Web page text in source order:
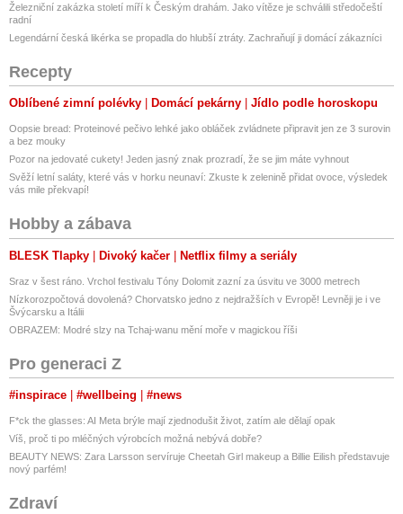
Železniční zakázka století míří k Českým drahám. Jako vítěze je schválili středočeští
radní
Legendární česká likérka se propadla do hlubší ztráty. Zachraňují ji domácí zákazníci
Recepty
Oblíbené zimní polévky Domácí pekárny Jídlo podle horoskopu
Oopsie bread: Proteinové pečivo lehké jako obláček zvládnete připravit jen ze 3 surovin
a bez mouky
Pozor na jedovaté cukety! Jeden jasný znak prozradí, že se jim máte vyhnout
Svěží letní saláty, které vás v horku neunaví: Zkuste k zelenině přidat ovoce, výsledek
vás mile překvapí!
Hobby a zábava
BLESK Tlapky Divoký kačer Netflix filmy a seriály
Sraz v šest ráno. Vrchol festivalu Tóny Dolomit zazní za úsvitu ve 3000 metrech
Nízkorozpočtová dovolená? Chorvatsko jedno z nejdražších v Evropě! Levněji je i ve
Švýcarsku a Itálii
OBRAZEM: Modré slzy na Tchaj-wanu mění moře v magickou říši
Pro generaci Z
#inspirace #wellbeing #news
F*ck the glasses: AI Meta brýle mají zjednodušit život, zatím ale dělají opak
Víš, proč ti po mléčných výrobcích možná nebývá dobře?
BEAUTY NEWS: Zara Larsson servíruje Cheetah Girl makeup a Billie Eilish představuje
nový parfém!
Zdraví